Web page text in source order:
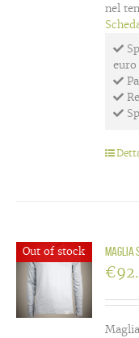
nel
euro
Out of stock Maglia
€